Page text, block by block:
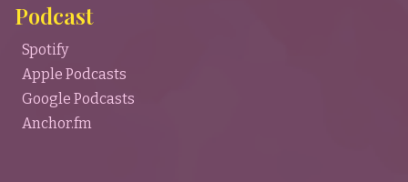
Podcast
Spotify
Apple Podcasts
Google Podcasts
Anchor.fm